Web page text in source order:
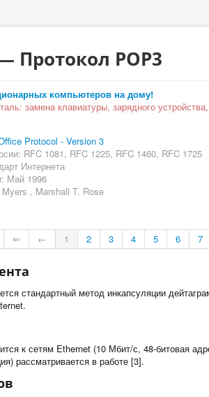
Протокол POP3
компьютеров на дому!
замена клавиатуры, зарядного
Protocol - Version 3
RFC 1081, RFC 1225, RFC 1460, RFC 1725
Интернета
Май 1996
, Marshall T. Rose
⇐ ← 1 2 3 4 5 6 7
стандартный метод инкапсуляции
к сетям Ethernet (10 Мбит/с, 48-битовая
рассматривается в работе [3].